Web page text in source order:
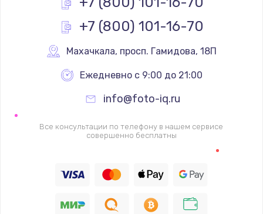
+7 (800) 101-16-70
Махачкала, просп. Гамидова, 18П
Ежедневно с 9:00 до 21:00
info@foto-iq.ru
Все консультации по телефону в нашем сервисе
совершенно бесплатны